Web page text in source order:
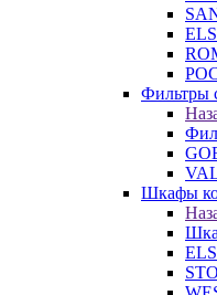
Фильтры
Шкафы